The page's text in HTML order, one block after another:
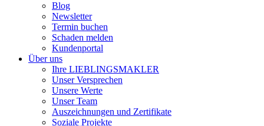
Blog
Newsletter
Termin buchen
Schaden melden
Kundenportal
Über uns
Ihre LIEBLINGSMAKLER
Unser Versprechen
Unsere Werte
Unser Team
Auszeichnungen und Zertifikate
Soziale Projekte